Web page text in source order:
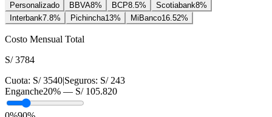
Personalizado BBVA8% BCP8.5% Scotiabank8%
Interbank7.8% Pichincha13% MiBanco16.52%
Costo Mensual Total
S/ 3784
Cuota: S/ 3540|Seguros: S/ 243
Enganche20% — S/ 105.820